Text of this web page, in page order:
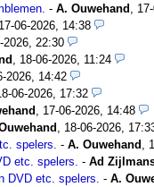
- A. Ouwehand ,
17-06-2026, 14:38
2026, 22:30
, 18-06-2026, 11:24
2026, 14:42
06-2026, 17:32
, 17-06-2026, 14:48
, 18-06-2026,
spelers. - A. Ouwehand ,
etc. spelers. - Ad
DVD etc. spelers. - A.